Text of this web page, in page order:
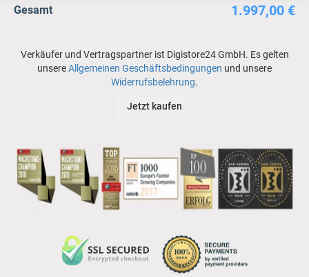
Gesamt 1.997,00 €
Verkäufer und Vertragspartner ist Digistore24 GmbH. Es gelten
unsereAllgemeinen Geschäftsbedingungen und unsere
Widerrufsbelehrung.
Jetzt kaufen